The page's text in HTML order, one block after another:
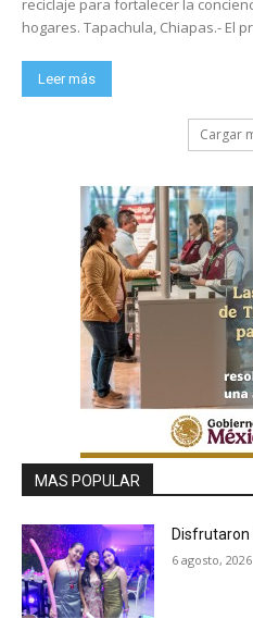
reciclaje para fortalecer la
hogares. Tapachula,
Leer más
Cargar
MAS POPULAR
Disfrutaron
6 agosto, 2026